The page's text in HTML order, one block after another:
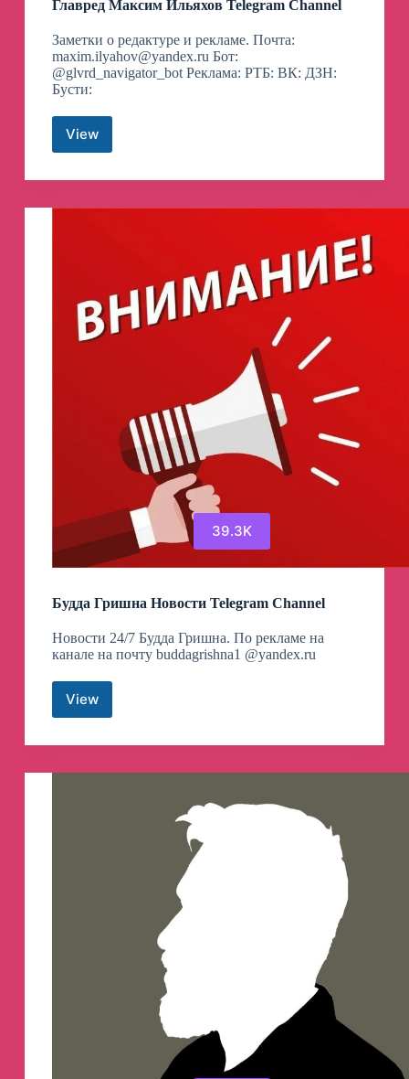
Главред Максим Ильяхов Telegram Channel
Заметки о редактуре и рекламе. Почта:
maxim.ilyahov@yandex.ru Бот:
@glvrd_navigator_bot Реклама: РТБ: ВК: ДЗН:
Бусти:
ViewГлавред
Максим
Ильяхов
Channel
39.3K
Будда Гришна Новости Telegram Channel
Новости 24/7 Будда Гришна. По рекламе на
канале на почту buddagrishna1 @yandex.ru
ViewБудда
Новости
Channel